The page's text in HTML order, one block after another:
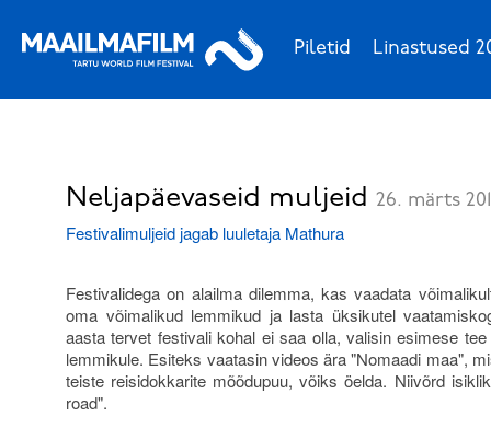
Piletid Linastused
Neljapäevaseid muljeid 26. märts
Festivalimuljeid jagab luuletaja Mathura
Festivalidega on alailma dilemma, kas vaadata
oma võimalikud lemmikud ja lasta üksikutel
aasta tervet festivali kohal ei saa olla, valisin esimese
lemmikule. Esiteks vaatasin videos ära "Nomaadi maa",
teiste reisidokkarite mõõdupuu, võiks öelda. Niivõrd
road".